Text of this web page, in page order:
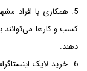
5. همکاری با افراد
کسب و کارها می‌توانند
دهند.
6. خرید لایک اینستاگرام: با